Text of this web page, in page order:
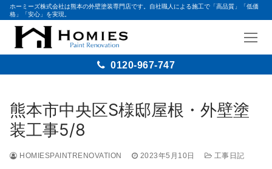
ホーミーズ株式会社は熊本の外壁塗装専門店です。自社職人による施工で「高品質」「低価
格」「安心」を実現。
0120-967-747
熊本市中央区S様邸屋根・外壁塗
装工事5/8
HOMIESPAINTRENOVATION 2023年5月10日 工事日記